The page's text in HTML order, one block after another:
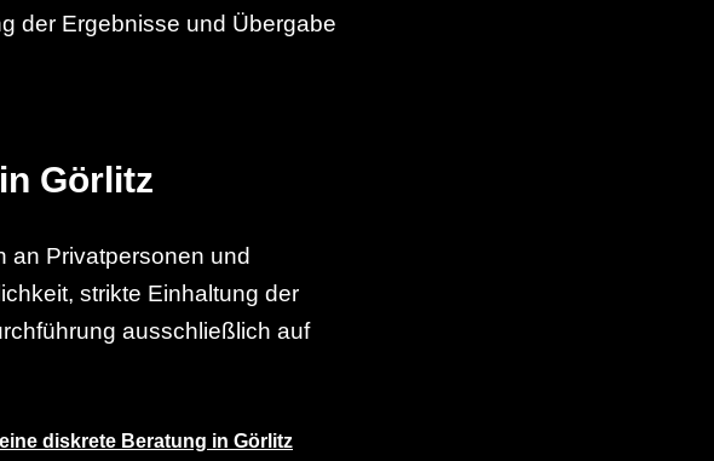
der Ergebnisse und Übergabe
Görlitz
an Privatpersonen und
strikte Einhaltung der
ausschließlich auf
diskrete Beratung in Görlitz